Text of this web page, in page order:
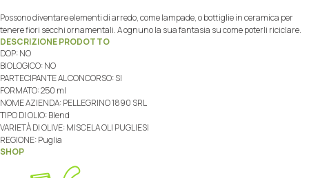
Possono diventare elementi di arredo, come lampade, o bottiglie in ceramica per
tenere fiori secchi ornamentali. A ognuno la sua fantasia su come poterli riciclare.
DESCRIZIONE PRODOTTO
DOP: NO
BIOLOGICO: NO
PARTECIPANTE AL CONCORSO: SI
FORMATO: 250 ml
NOME AZIENDA: PELLEGRINO 1890 SRL
TIPO DI OLIO: Blend
VARIETÀ DI OLIVE: MISCELA OLI PUGLIESI
REGIONE: Puglia
SHOP